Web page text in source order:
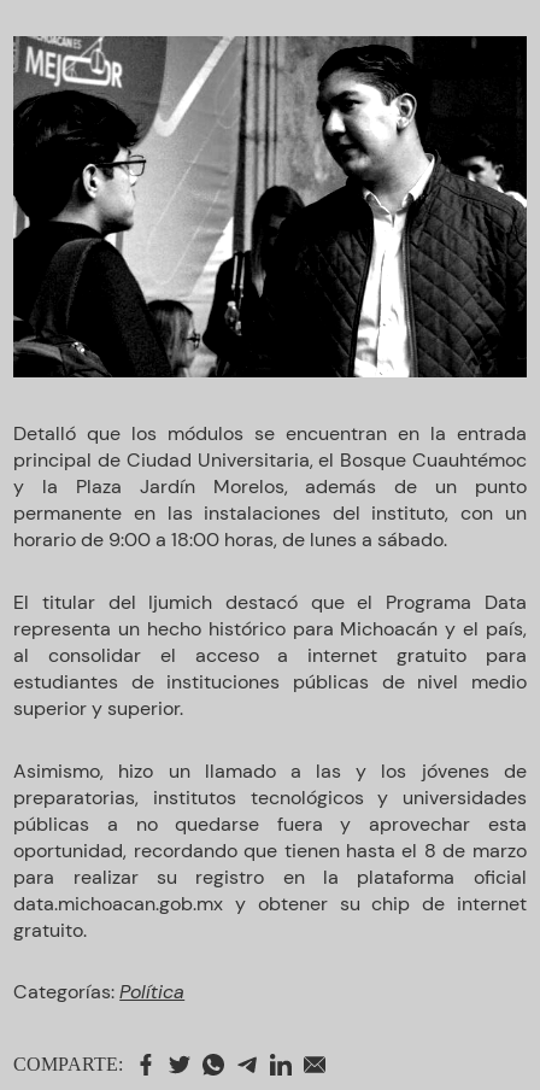
Detalló que los módulos se encuentran en la entrada
principal de Ciudad Universitaria, el Bosque Cuauhtémoc
y la Plaza Jardín Morelos, además de un punto
permanente en las instalaciones del instituto, con un
horario de 9:00 a 18:00 horas, de lunes a sábado.
El titular del Ijumich destacó que el Programa Data
representa un hecho histórico para Michoacán y el país,
al consolidar el acceso a internet gratuito para
estudiantes de instituciones públicas de nivel medio
superior y superior.
Asimismo, hizo un llamado a las y los jóvenes de
preparatorias, institutos tecnológicos y universidades
públicas a no quedarse fuera y aprovechar esta
oportunidad, recordando que tienen hasta el 8 de marzo
para realizar su registro en la plataforma oficial
data.michoacan.gob.mx y obtener su chip de internet
gratuito.
Categorías:Política
COMPARTE: